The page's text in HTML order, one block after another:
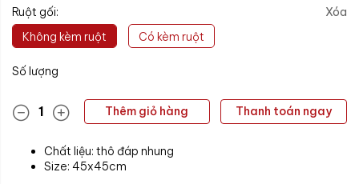
Ruột gối:
Xóa
Không kèm ruột
Có kèm ruột
Số lượng
Thêm giỏ hàng Thanh toán ngay
Chất liệu: thô đáp nhung
Size: 45x45cm